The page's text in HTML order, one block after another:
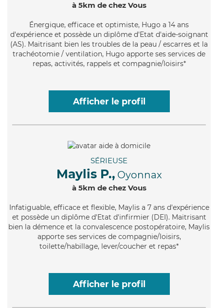
à 5km de chez Vous
Énergique, efficace et optimiste, Hugo a 14 ans
d'expérience et possède un diplôme d'Etat d'aide-soignant
(AS). Maitrisant bien les troubles de la peau / escarres et la
trachéotomie / ventilation, Hugo apporte ses services de
repas, activités, rappels et compagnie/loisirs*
Afficher le profil
SÉRIEUSE
Maylis P., Oyonnax
à 5km de chez Vous
Infatiguable, efficace et flexible, Maylis a 7 ans d'expérience
et possède un diplôme d'Etat d'infirmier (DEI). Maitrisant
bien la démence et la convalescence postopératoire, Maylis
apporte ses services de compagnie/loisirs,
toilette/habillage, lever/coucher et repas*
Afficher le profil